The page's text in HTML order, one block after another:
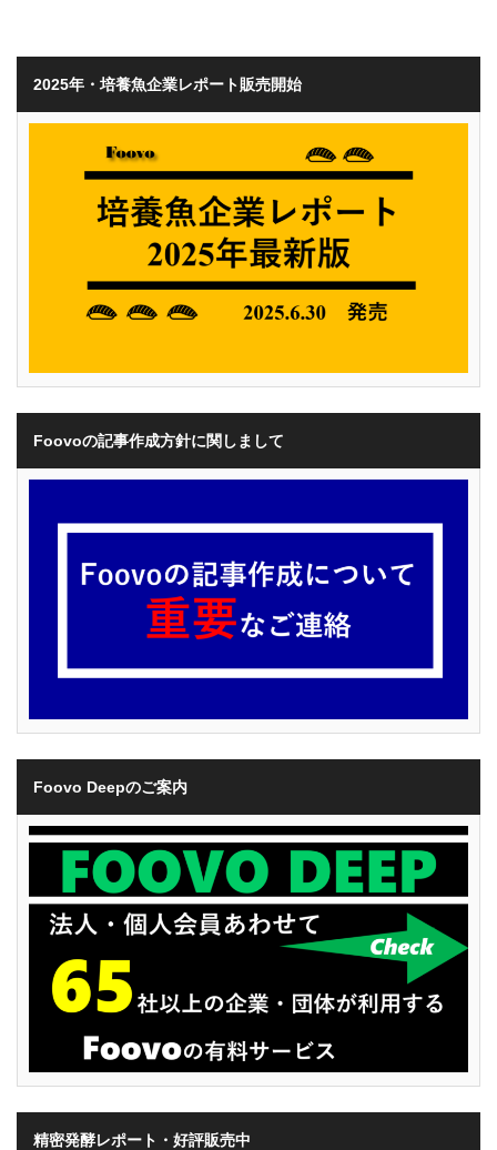
2025年・培養魚企業レポート販売開始
Foovoの記事作成方針に関しまして
Foovo Deepのご案内
精密発酵レポート・好評販売中